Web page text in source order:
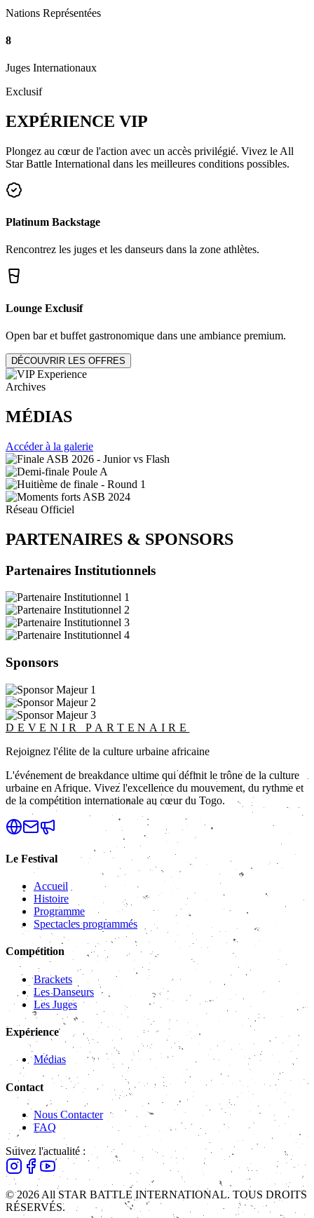
Nations Représentées
8
Juges Internationaux
Exclusif
EXPÉRIENCE VIP
Plongez au cœur de l'action avec un accès privilégié. Vivez le All
Star Battle International dans les meilleures conditions possibles.
Platinum Backstage
Rencontrez les juges et les danseurs dans la zone athlètes.
Lounge Exclusif
Open bar et buffet gastronomique dans une ambiance premium.
DÉCOUVRIR LES OFFRES
Archives
MÉDIAS
Accéder à la galerie
Réseau Officiel
PARTENAIRES & SPONSORS
Partenaires Institutionnels
Sponsors
DEVENIR PARTENAIRE
Rejoignez l'élite de la culture urbaine africaine
L'événement de breakdance ultime qui définit le trône de la culture
urbaine en Afrique. Vivez l'excellence du mouvement, du rythme et
de la compétition internationale au cœur du Togo.
Le Festival
Accueil
Histoire
Programme
Spectacles programmés
Compétition
Brackets
Les Danseurs
Les Juges
Expérience
Médias
Contact
Nous Contacter
FAQ
Suivez l'actualité :
© 2026 All STAR BATTLE INTERNATIONAL. TOUS DROITS
RÉSERVÉS.